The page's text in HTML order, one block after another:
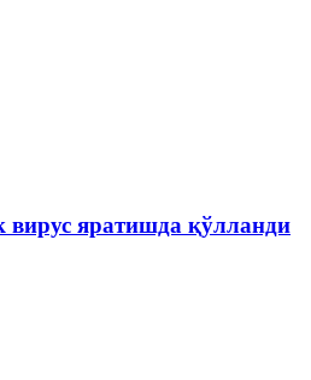
вирус яратишда қўлланди